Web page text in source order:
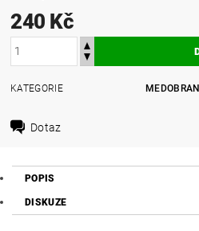
240 Kč
KATEGORIE MEDOBRANÍ
Dotaz
POPIS
DISKUZE